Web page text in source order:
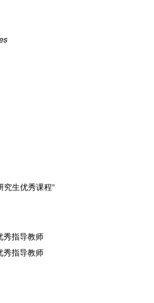
生优秀课程”
秀指导教师
秀指导教师